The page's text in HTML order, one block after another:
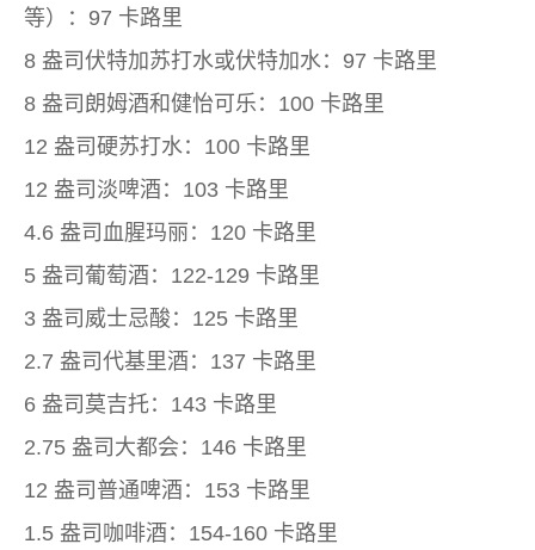
等）：97 卡路里
8 盎司伏特加苏打水或伏特加水：97 卡路里
8 盎司朗姆酒和健怡可乐：100 卡路里
12 盎司硬苏打水：100 卡路里
12 盎司淡啤酒：103 卡路里
4.6 盎司血腥玛丽：120 卡路里
5 盎司葡萄酒：122-129 卡路里
3 盎司威士忌酸：125 卡路里
2.7 盎司代基里酒：137 卡路里
6 盎司莫吉托：143 卡路里
2.75 盎司大都会：146 卡路里
12 盎司普通啤酒：153 卡路里
1.5 盎司咖啡酒：154-160 卡路里